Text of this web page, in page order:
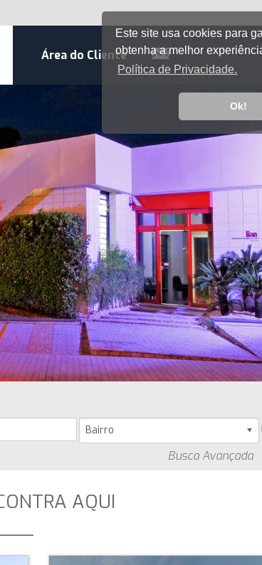
Este site usa cookies para
obtenha a melhor
Política de Privacidade.
Ok!
Área do Cliente
Bairro
Busca Avançada
AQUI